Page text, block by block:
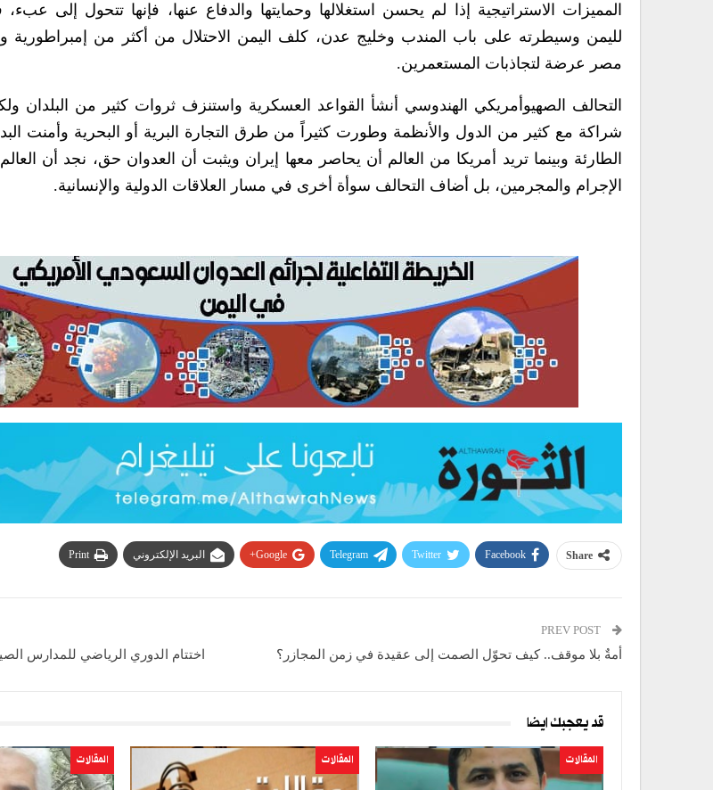
المميزات الاستراتيجية إذا لم يحسن استغلالها وحمايتها والدفاع عنها، فإنها تتحول إلى عبء،
لليمن وسيطرته على باب المندب وخليج عدن، كلف اليمن الاحتلال من أكثر من إمبراطورية
مصر عرضة لتجاذبات المستعمرين.
التحالف الصهيوأمريكي الهندوسي أنشأ القواعد العسكرية واستنزف ثروات كثير من
شراكة مع كثير من الدول والأنظمة وطورت كثيراً من طرق التجارة البرية أو البحرية وأمنت
الطارئة وبينما تريد أمريكا من العالم أن يحاصر معها إيران ويثبت أن العدوان حق، نجد أن
الإجرام والمجرمين، بل أضاف التحالف سوأة أخرى في مسار العلاقات الدولية والإنسانية.
Share
Facebook
Twitter
Telegram
Google+ البريد الإلكتروني Print
أمةٌ بلا موقف.. كيف تحوّل الصمت إلى عقيدة في زمن المجازر؟ اختتام الدوري الرياضي للمدارس
قد يعجبك ايضا
المقالات المقالات المقالات